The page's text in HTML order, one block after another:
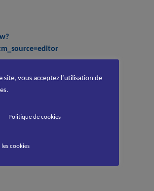
vous acceptez l’utilisation de
Politique de cookies
cookies